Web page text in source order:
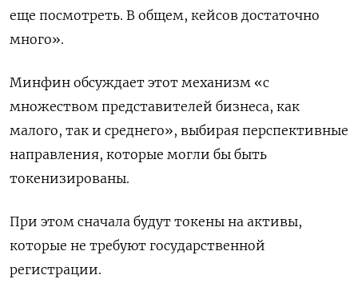
еще посмотреть. В общем, кейсов достаточно
много».
Минфин обсуждает этот механизм «с
множеством представителей бизнеса, как
малого, так и среднего», выбирая перспективные
направления, которые могли бы быть
токенизированы.
При этом сначала ​будут токены на активы,
которые ⁠не требуют государственной
регистрации.